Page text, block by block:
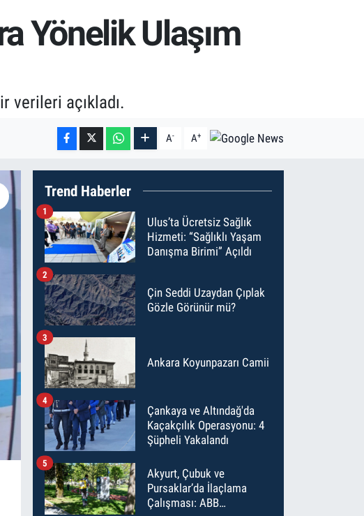
Yönelik Ulaşım
verileri açıkladı.
A- A+
Trend Haberler
Ulus’ta Ücretsiz Sağlık
Hizmeti: “Sağlıklı Yaşam
Danışma Birimi” Açıldı
1
Çin Seddi Uzaydan Çıplak
Gözle Görünür mü?
2
Ankara Koyunpazarı Camii
3
Çankaya ve Altındağ'da
Kaçakçılık Operasyonu: 4
Şüpheli Yakalandı
4
Akyurt, Çubuk ve
Pursaklar’da İlaçlama
Çalışması: ABB
5